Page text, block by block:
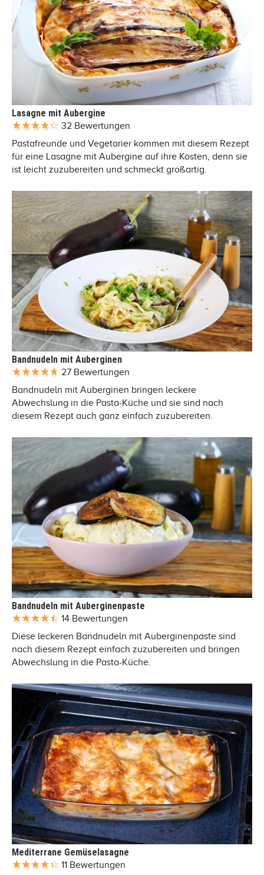
Lasagne mit Aubergine
32 Bewertungen
Pastafreunde und Vegetarier kommen mit diesem Rezept
für eine Lasagne mit Aubergine auf ihre Kosten, denn sie
ist leicht zuzubereiten und schmeckt großartig.
Bandnudeln mit Auberginen
27 Bewertungen
Bandnudeln mit Auberginen bringen leckere
Abwechslung in die Pasta-Küche und sie sind nach
diesem Rezept auch ganz einfach zuzubereiten.
Bandnudeln mit Auberginenpaste
14 Bewertungen
Diese leckeren Bandnudeln mit Auberginenpaste sind
nach diesem Rezept einfach zuzubereiten und bringen
Abwechslung in die Pasta-Küche.
Mediterrane Gemüselasagne
11 Bewertungen